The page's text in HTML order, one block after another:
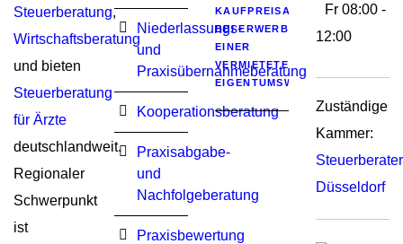
Steuerberatung,
Wirtschaftsberatung
und bieten
Steuerberatung
für Ärzte
deutschlandweit.
Regionaler
Schwerpunkt
ist
Niederlassungs-
und
Praxisübernahmeberatung
Kooperationsberatung
Praxisabgabe-
und
Nachfolgeberatung
Praxisbewertung
KAUFPREISAUFTEILUNG
BEI ERWERB
EINER
VERMIETETEN
EIGENTUMSWOHNUNG
Fr 08:00 -
12:00
Zuständige
Kammer:
Düsseldorf